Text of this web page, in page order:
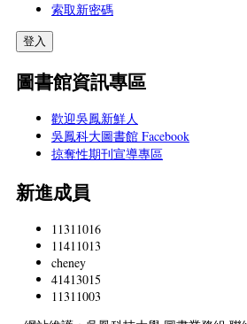
索取新密碼
圖書館資訊專區
歡迎吳鳳新鮮人
吳鳳科大圖書館 Facebook
掠奪性期刊宣導專區
新進成員
11311016
11411013
cheney
41413015
11311003